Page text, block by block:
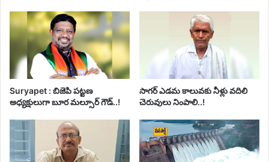
Suryapet : బిజెపి పట్టణ
అధ్యక్షులుగా బూర మల్సూర్ గౌడ్..!
సాగర్ ఎడమ కాలువకు నీళ్లు వదిలి
చెరువులు నింపాలి..!